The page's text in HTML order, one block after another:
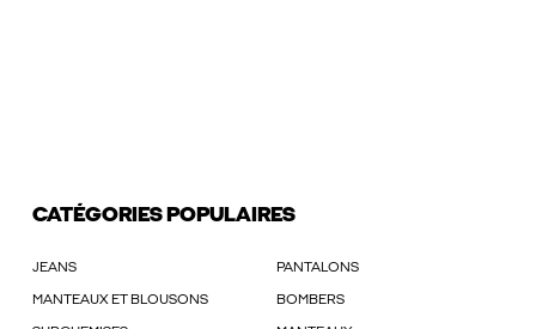
CATÉGORIES POPULAIRES
JEANS PANTALONS
MANTEAUX ET BLOUSONS BOMBERS